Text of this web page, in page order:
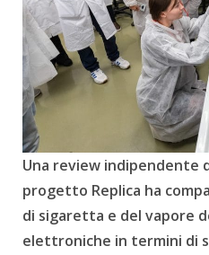
Una review indipendente
progetto Replica ha
di sigaretta e del vapore
elettroniche in termini di